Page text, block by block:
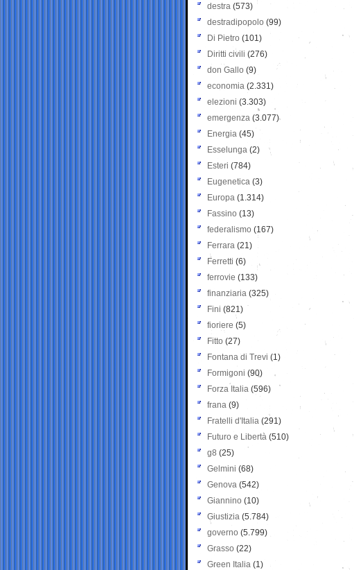
destra (573)
destradipopolo (99)
Di Pietro (101)
Diritti civili (276)
don Gallo (9)
economia (2.331)
elezioni (3.303)
emergenza (3.077)
Energia (45)
Esselunga (2)
Esteri (784)
Eugenetica (3)
Europa (1.314)
Fassino (13)
federalismo (167)
Ferrara (21)
Ferretti (6)
ferrovie (133)
finanziaria (325)
Fini (821)
fioriere (5)
Fitto (27)
Fontana di Trevi (1)
Formigoni (90)
Forza Italia (596)
frana (9)
Fratelli d'Italia (291)
Futuro e Libertà (510)
g8 (25)
Gelmini (68)
Genova (542)
Giannino (10)
Giustizia (5.784)
governo (5.799)
Grasso (22)
Green Italia (1)